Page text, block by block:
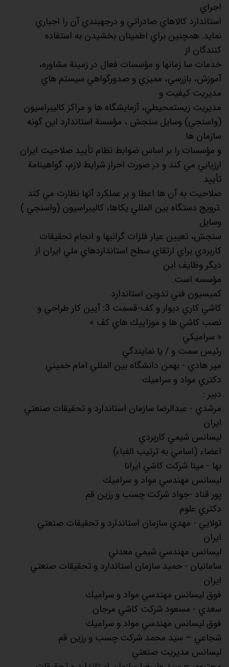
اجراي
استاندارد كالاهاي صادراتي و درجهبندي آن را اجباري
نمايد. همچنين براي اطمينان بخشيدن به استفاده
كنندگان از
خدمات سا زمانها و مؤسسات فعال در زمينة مشاوره،
آموزش، بازرسي، مميزي و صدورگواهي سيستم هاي
مديريت كيفيت و
مديريت زيستمحيطي، آزمايشگاه ها و مراكز كاليبراسيون
(واسنجي) وسايل سنجش ، مؤسسة استاندارد اين گونه
سازمان ها
و مؤسسات را بر اساس ضوابط نظام تأييد صلاحيت ايران
ارزيابي مي كند و در صورت احراز شرايط لازم، گواهينامة
تأييد
صلاحيت به آن ها اعطا و بر عملكرد آنها نظارت مي كند
.ترويج دستگاه بين المللي يكاها، كاليبراسيون (واسنجي )
وسايل
سنجش، تعيين عيار فلزات گرانبها و انجام تحقيقات
كاربردي براي ارتقاي سطح استانداردهاي ملي ايران از
ديگر وظايف اين
مؤسسه است.
كميسيون فني تدوين استاندارد
كاشي كاري ديوار و كف-قسمت 3: آيين كار طراحي و
نصب كاشي ها و موزاييك هاي كف »
« سراميكي
رئيس سمت و / يا نمايندگي
مير هادي - بهمن دانشگاه بين المللي امام خميني
دكتري مواد و سراميك
دبير :
مرشدي - عبدالرضا سازمان استاندارد و تحقيقات صنعتي
ايران
ليسانس شيمي كاربردي
اعضاء (اسامي به ترتيب الفباء)
بها - مينا شركت كاشي ايرانا
ليسانس مهندسي مواد و سراميك
پور قناد -جواد شركت چسب و رزين قم
دكتري علوم
تولايي - مهدي سازمان استاندارد و تحقيقات صنعتي
ايران
ليسانس مهندسي شيمي معدني
سامانيان - حميد سازمان استاندارد و تحقيقات صنعتي
ايران
فوق ليسانس مهندسي مواد و سراميك
سعدي - مسعود شركت كاشي مرجان
فوق ليسانس مهندسي مواد و سراميك
شجاعي – سيد محمد شركت چسب و رزين قم
ليسانس مديريت صنعتي